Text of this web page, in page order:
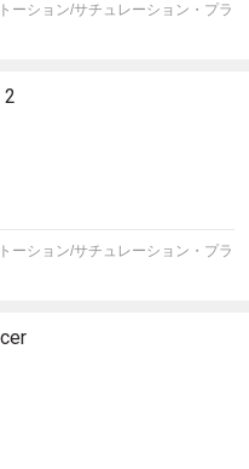
ーション/サチュレーション・プラ
2
ーション/サチュレーション・プラ